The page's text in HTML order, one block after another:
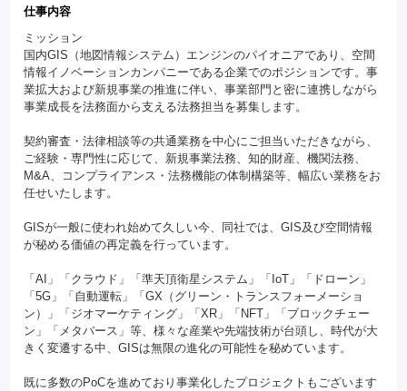
仕事内容
ミッション
国内GIS（地図情報システム）エンジンのパイオニアであり、空間
情報イノベーションカンパニーである企業でのポジションです。事
業拡大および新規事業の推進に伴い、事業部門と密に連携しながら
事業成長を法務面から支える法務担当を募集します。
契約審査・法律相談等の共通業務を中心にご担当いただきながら、
ご経験・専門性に応じて、新規事業法務、知的財産、機関法務、
M&A、コンプライアンス・法務機能の体制構築等、幅広い業務をお
任せいたします。
GISが一般に使われ始めて久しい今、同社では、GIS及び空間情報
が秘める価値の再定義を行っています。
「AI」「クラウド」「準天頂衛星システム」「IoT」「ドローン」
「5G」「自動運転」「GX（グリーン・トランスフォーメーショ
ン）」「ジオマーケティング」「XR」「NFT」「ブロックチェー
ン」「メタバース」等、様々な産業や先端技術が台頭し、時代が大
きく変遷する中、GISは無限の進化の可能性を秘めています。
既に多数のPoCを進めており事業化したプロジェクトもございます